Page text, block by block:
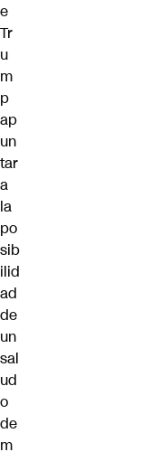
e
Tr
u
m
p
ap
un
tar
a
la
po
sib
ilid
ad
de
un
sal
ud
o
de
m